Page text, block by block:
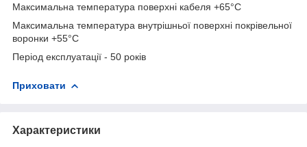
Максимальна температура поверхні кабеля +65°C
Максимальна температура внутрішньої поверхні покрівельної
воронки +55°C
Період експлуатації - 50 років
Приховати
Характеристики